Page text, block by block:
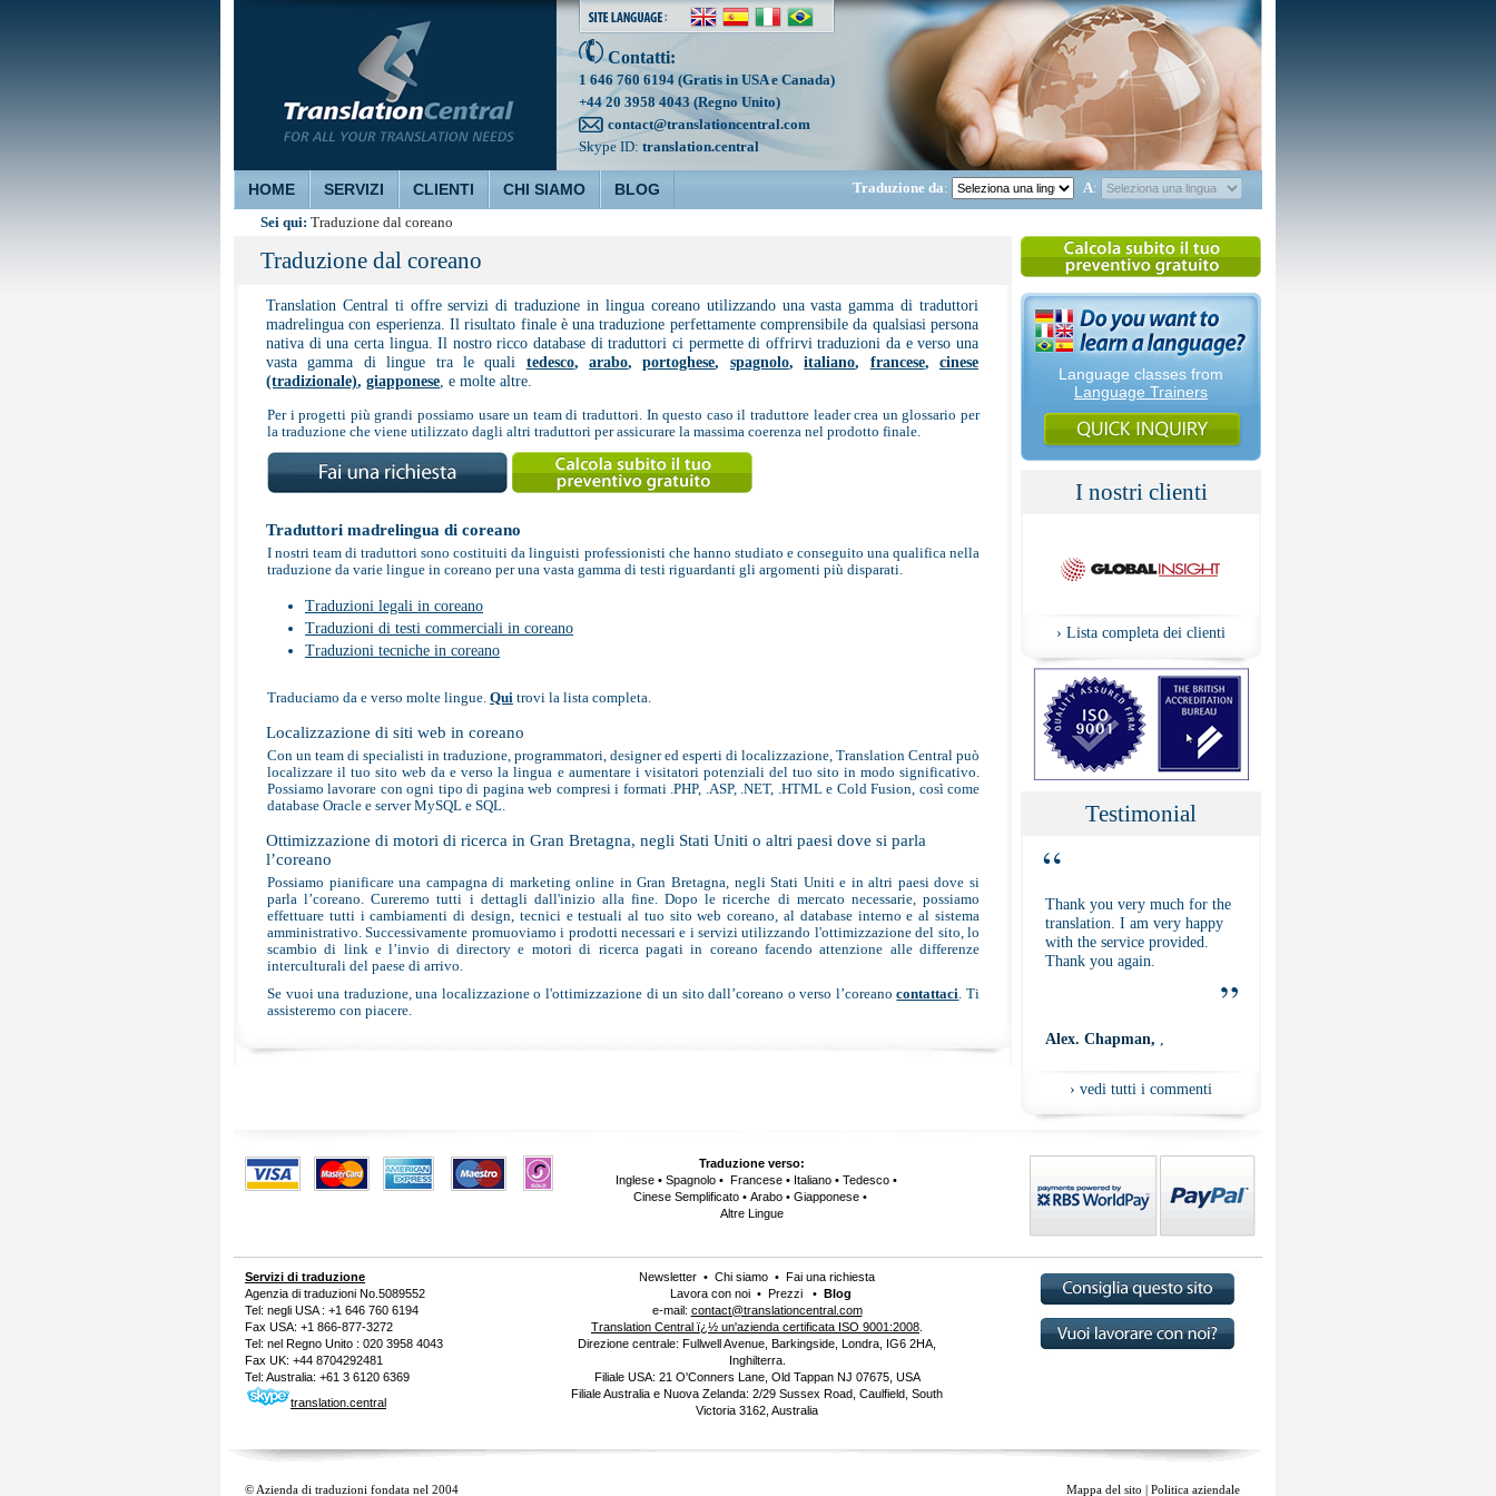
Contatti:
1 646 760 6194 (Gratis in USA e Canada)
+44 20 3958 4043 (Regno Unito)
contact@translationcentral.com
Skype ID: translation.central
HOME SERVIZI CLIENTI CHI SIAMO BLOG Traduzione da: A:
Sei qui: Traduzione dal coreano
Traduzione dal coreano
Translation Central ti offre servizi di traduzione in lingua coreano utilizzando una vasta gamma di traduttori
madrelingua con esperienza. Il risultato finale è una traduzione perfettamente comprensibile da qualsiasi persona
nativa di una certa lingua. Il nostro ricco database di traduttori ci permette di offrirvi traduzioni da e verso una
vasta gamma di lingue tra le quali tedesco,arabo,portoghese, spagnolo,italiano, francese,cinese
(tradizionale), giapponese , e molte altre.
Per i progetti più grandi possiamo usare un team di traduttori. In questo caso il traduttore leader crea un glossario per
la traduzione che viene utilizzato dagli altri traduttori per assicurare la massima coerenza nel prodotto finale.
Traduttori madrelingua di coreano
I nostri team di traduttori sono costituiti da linguisti professionisti che hanno studiato e conseguito una qualifica nella
traduzione da varie lingue in coreano per una vasta gamma di testi riguardanti gli argomenti più disparati.
Traduzioni legali in coreano
Traduzioni di testi commerciali in coreano
Traduzioni tecniche in coreano
Traduciamo da e verso molte lingue. Qui trovi la lista completa.
Localizzazione di siti web in coreano
Con un team di specialisti in traduzione, programmatori, designer ed esperti di localizzazione, Translation Central può
localizzare il tuo sito web da e verso la lingua e aumentare i visitatori potenziali del tuo sito in modo significativo.
Possiamo lavorare con ogni tipo di pagina web compresi i formati .PHP, .ASP, .NET, .HTML e Cold Fusion, così come
database Oracle e server MySQL e SQL.
Ottimizzazione di motori di ricerca in Gran Bretagna, negli Stati Uniti o altri paesi dove si parla
l’coreano
Possiamo pianificare una campagna di marketing online in Gran Bretagna, negli Stati Uniti e in altri paesi dove si
parla l’coreano. Cureremo tutti i dettagli dall'inizio alla fine. Dopo le ricerche di mercato necessarie, possiamo
effettuare tutti i cambiamenti di design, tecnici e testuali al tuo sito web coreano, al database interno e al sistema
amministrativo. Successivamente promuoviamo i prodotti necessari e i servizi utilizzando l'ottimizzazione del sito, lo
scambio di link e l’invio di directory e motori di ricerca pagati in coreano facendo attenzione alle differenze
interculturali del paese di arrivo.
Se vuoi una traduzione, una localizzazione o l'ottimizzazione di un sito dall’coreano o verso l’coreanocontattaci. Ti
assisteremo con piacere.
Language classes from
Language Trainers
I nostri clienti
› Lista completa dei clienti
Testimonial
“
Thank you very much for the
translation. I am very happy
with the service provided.
Thank you again.
”
Alex. Chapman,
› vedi tutti i commenti
Traduzione verso:
Inglese • Spagnolo • Francese • Italiano • Tedesco •
Cinese Semplificato• Arabo• Giapponese•
Altre Lingue
Servizi di traduzione
Agenzia di traduzioni No.5089552
Tel: negli USA : +1 646 760 6194
Fax USA: +1 866-877-3272
Tel: nel Regno Unito : 020 3958 4043
Fax UK: +44 8704292481
Tel: Australia: +61 3 6120 6369
translation.central
Newsletter • Chi siamo • Fai una richiesta
Lavora con noi• Prezzi• Blog
e-mail: contact@translationcentral.com
Translation Central ï¿½ un'azienda certificata ISO 9001:2008
Direzione centrale: Fullwell Avenue, Barkingside, Londra, IG6 2HA,
Inghilterra.
Filiale USA: 21 O'Conners Lane, Old Tappan NJ 07675, USA
Filiale Australia e Nuova Zelanda: 2/29 Sussex Road, Caulfield, South
Victoria 3162, Australia
© Azienda di traduzioni fondata nel 2004 Mappa del sito | Politica aziendale